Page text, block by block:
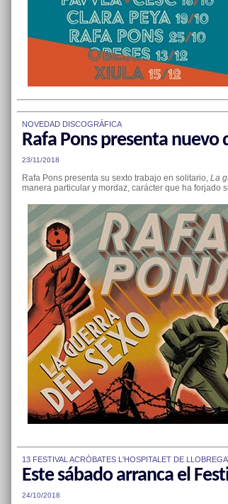
NOVEDAD DISCOGRÁFICA
Rafa Pons presenta nuevo
23/11/2018
Rafa Pons presenta su sexto trabajo en solitario, La
manera particular y mordaz, carácter que ha forjado
13 FESTIVAL ACRÒBATES L'HOSPITALET DE
Este sábado arranca el
24/10/2018